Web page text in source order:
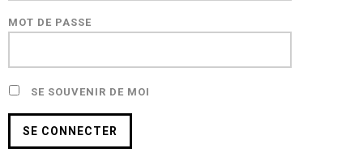
MOT DE PASSE
SE SOUVENIR DE MOI